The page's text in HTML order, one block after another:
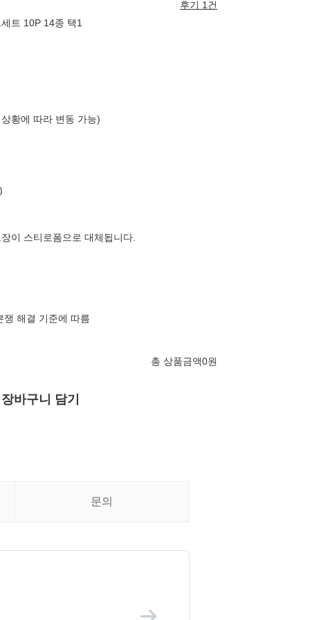
후기 1건
트 10P 14종 택1
황에 따라 변동 가능)
이 스티로폼으로 대체됩니다.
쟁 해결 기준에 따름
총 상품금액0원
장바구니 담기
문의